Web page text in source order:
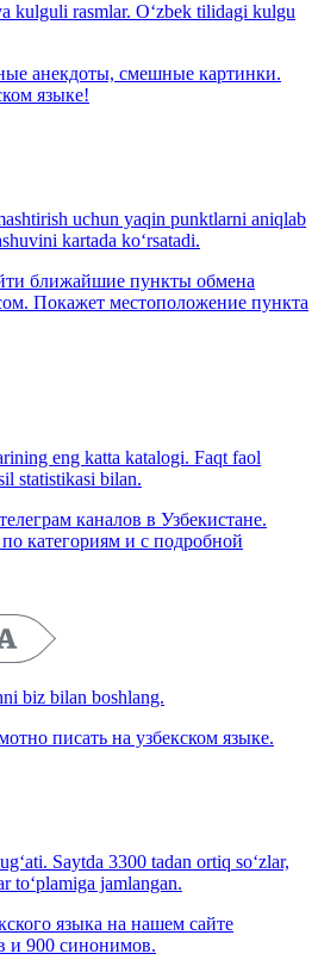
kulguli rasmlar. O‘zbek tilidagi kulgu
анекдоты, смешные картинки.
языке!
uchun yaqin punktlarni aniqlab
kartada ko‘rsatadi.
ближайшие пункты обмена
Покажет местоположение пункта
eng katta katalogi. Faqt faol
statistikasi bilan.
каналов в Узбекистане.
категориям и с подробной
biz bilan boshlang.
писать на узбекском языке.
Saytda 3300 tadan ortiq so‘zlar,
to‘plamiga jamlangan.
языка на нашем сайте
и 900 синонимов.